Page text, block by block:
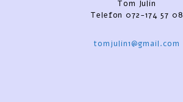
Tom Julin
Telefon 072-174 57 08
tomjulin1@gmail.com